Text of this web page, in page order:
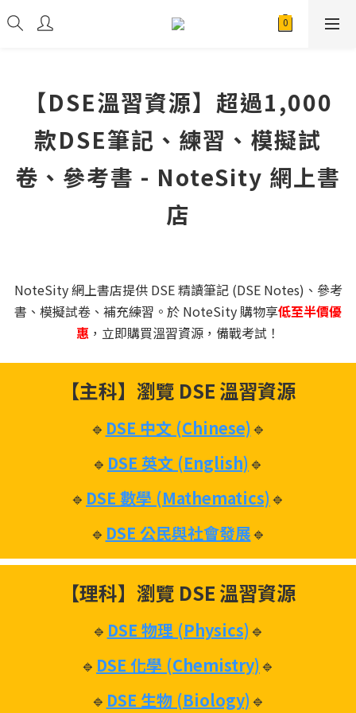
【DSE溫習資源】超過1,000
款DSE筆記、練習、模擬試
卷、參考書 - NoteSity 網上書
店
NoteSity 網上書店提供 DSE 精讀筆記 (DSE Notes)、參考
書、模擬試卷、補充練習。於 NoteSity 購物享低至半價優
惠 ，立即購買溫習資源，備戰考試！
【主科】瀏覽 DSE 溫習資源
🔹 DSE 中文 (Chinese)🔹
🔹 DSE 英文 (English)🔹
🔹 DSE 數學 (Mathematics)🔹
🔹 DSE 公民與社會發展🔹
【理科】瀏覽 DSE 溫習資源
🔹 DSE 物理 (Physics)🔹
🔹 DSE 化學 (Chemistry)🔹
🔹 DSE 生物 (Biology)🔹